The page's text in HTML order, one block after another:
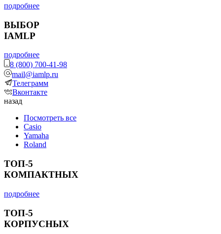
подробнее
ВЫБОР
IAMLP
подробнее
8 (800) 700-41-98
mail@iamlp.ru
Телеграмм
Вконтакте
назад
Посмотреть все
Casio
Yamaha
Roland
ТОП-5
КОМПАКТНЫХ
подробнее
ТОП-5
КОРПУСНЫХ